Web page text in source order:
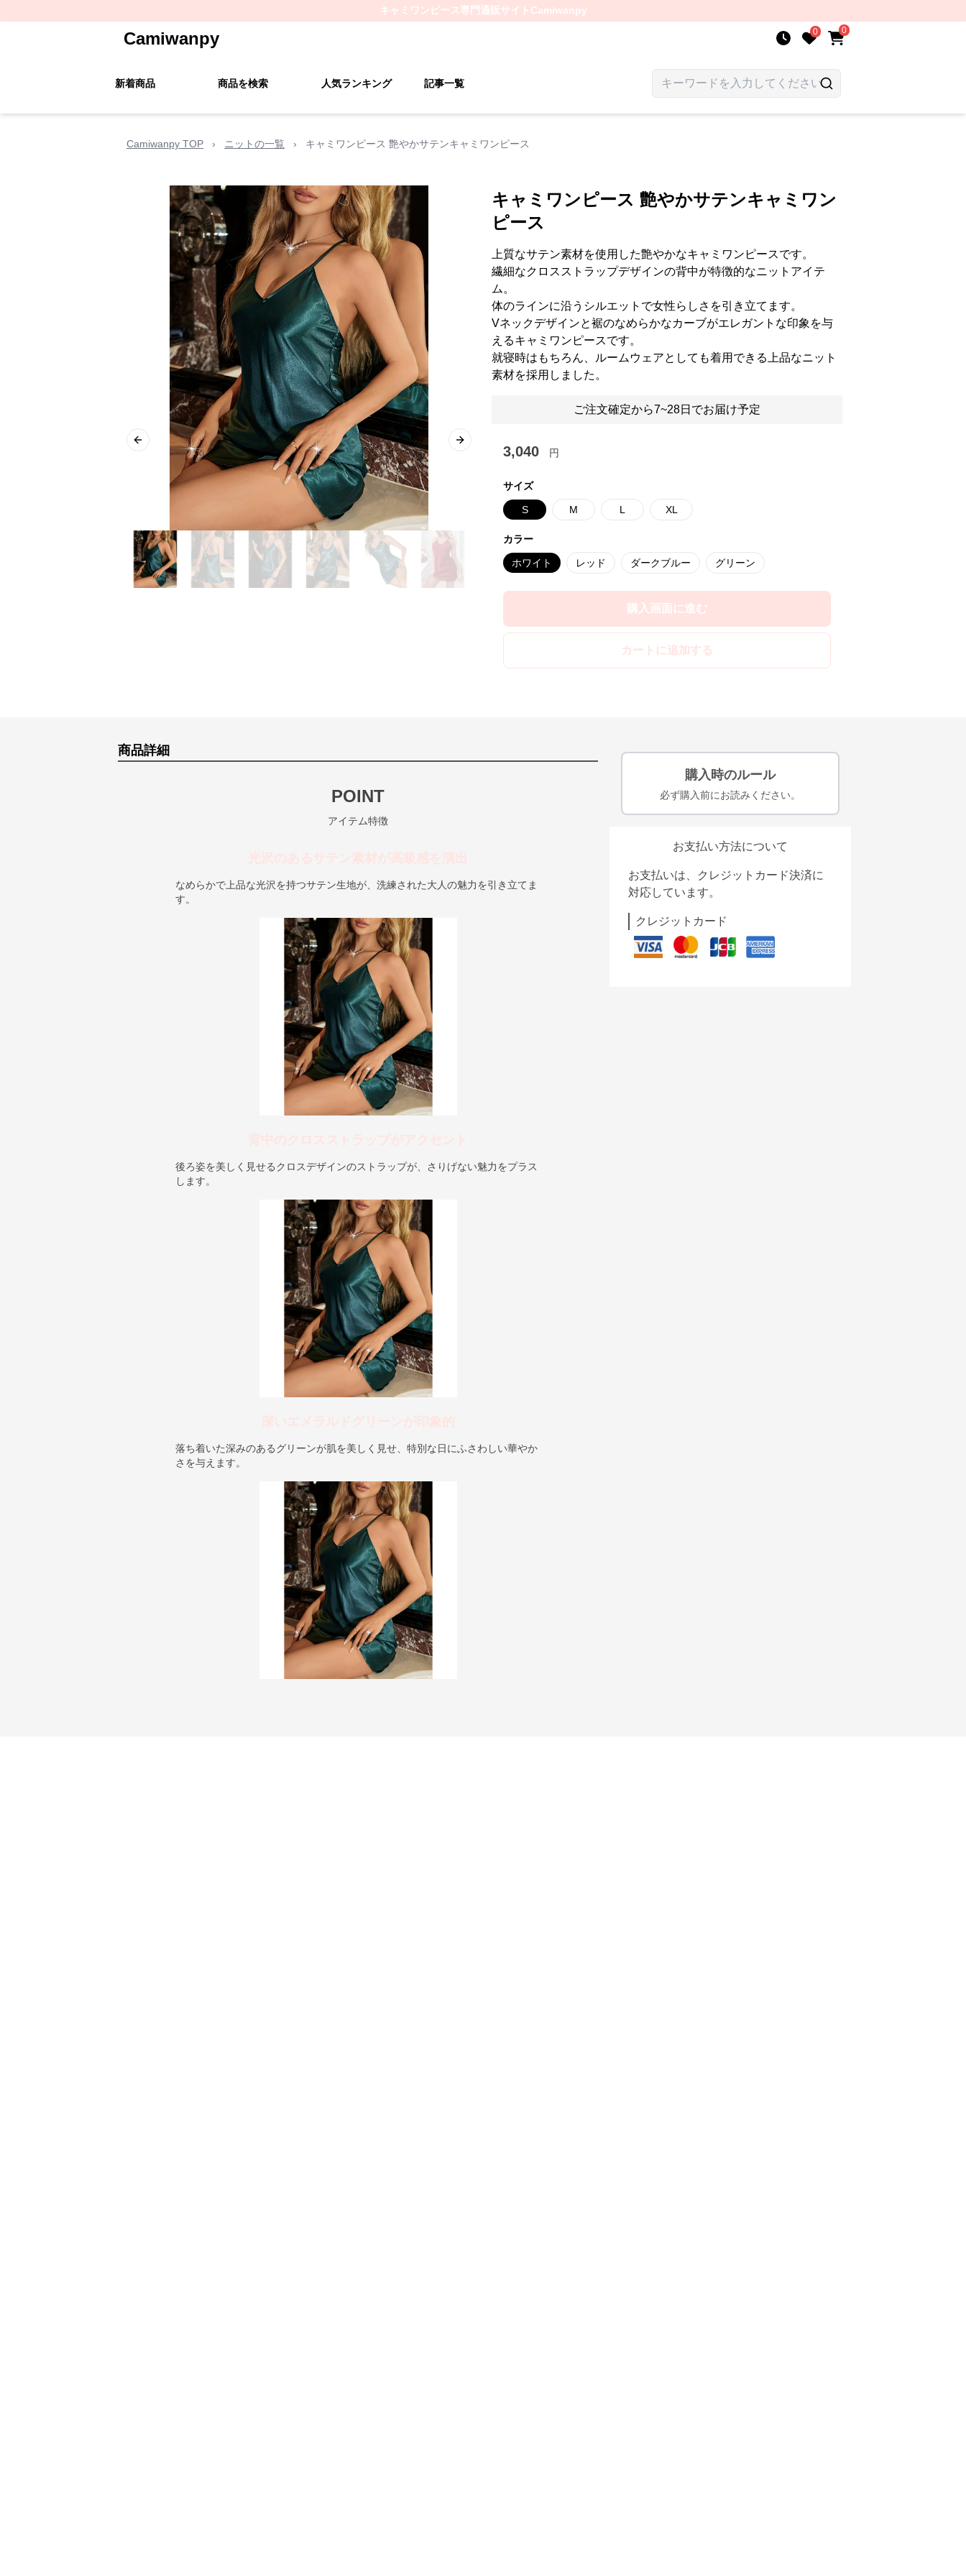
キャミワンピース専門通販サイト Camiwanpy
Camiwanpy 0 0
新着商品 商品を検索 人気ランキング 記事一覧
Camiwanpy TOP › ニットの一覧 › キャミワンピース 艶やかサテンキャミワンピース
Previous slide Next slide
キャミワンピース 艶やかサテンキャミワン
ピース
上質なサテン素材を使用した艶やかなキャミワンピースです。
繊細なクロスストラップデザインの背中が特徴的なニットアイテ
ム。
体のラインに沿うシルエットで女性らしさを引き立てます。
Vネックデザインと裾のなめらかなカーブがエレガントな印象を与
えるキャミワンピースです。
就寝時はもちろん、ルームウェアとしても着用できる上品なニット
素材を採用しました。
ご注文確定から7~28日でお届け予定
3,040 円
サイズ
S M L XL
カラー
ホワイト レッド ダークブルー グリーン
購入画面に進む
カートに追加する
商品詳細
POINT
アイテム特徴
なめらかで上品な光沢を持つサテン生地が、洗練された大人の魅力を引き立てま
す。
後ろ姿を美しく見せるクロスデザインのストラップが、さりげない魅力をプラス
します。
落ち着いた深みのあるグリーンが肌を美しく見せ、特別な日にふさわしい華やか
さを与えます。
購入時のルール
必ず購入前にお読みください。
お支払い方法について
お支払いは、クレジットカード決済に
対応しています。
クレジットカード